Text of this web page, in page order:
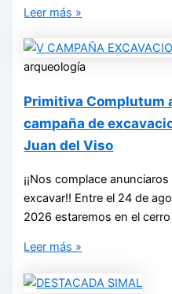
Leer más »
arqueología
Primitiva Complutum
campaña de
Juan del Viso
¡¡Nos complace
excavar!! Entre el 24 de
2026 estaremos en el
Leer más »